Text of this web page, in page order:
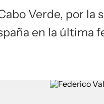
Verde, por
en la última